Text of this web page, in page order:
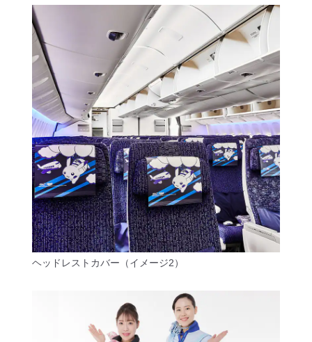
ヘッドレストカバー（イメージ2）